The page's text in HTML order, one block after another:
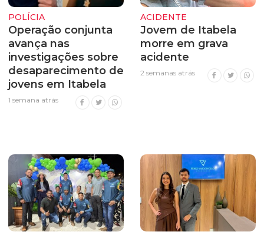
POLÍCIA
Operação conjunta
avança nas
investigações sobre
desaparecimento de
jovens em Itabela
1 semana atrás
ACIDENTE
Jovem de Itabela
morre em grava
acidente
2 semanas atrás